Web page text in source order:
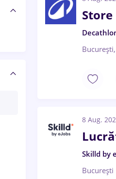
8 Aug.
Skilld by
București